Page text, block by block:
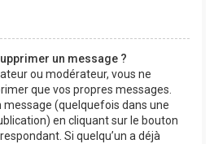
un message ?
ou modérateur, vous ne
que vos propres messages.
(quelquefois dans une
en cliquant sur le bouton
Si quelqu’un a déjà